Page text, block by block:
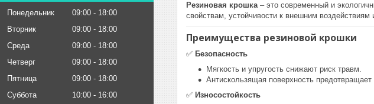
Понедельник 09:00
18:00
Вторник
09:00
18:00
Среда
09:00
18:00
Четверг
09:00
18:00
Пятница
09:00
18:00
Суббота
10:00
16:00
Резиновая крошка– это современный и
свойствам, устойчивости к внешним
Преимущества резиновой крошки
✅ Безопасность
Мягкость и упругость снижают риск травм.
Антискользящая поверхность предотвращает
✅ Износостойкость